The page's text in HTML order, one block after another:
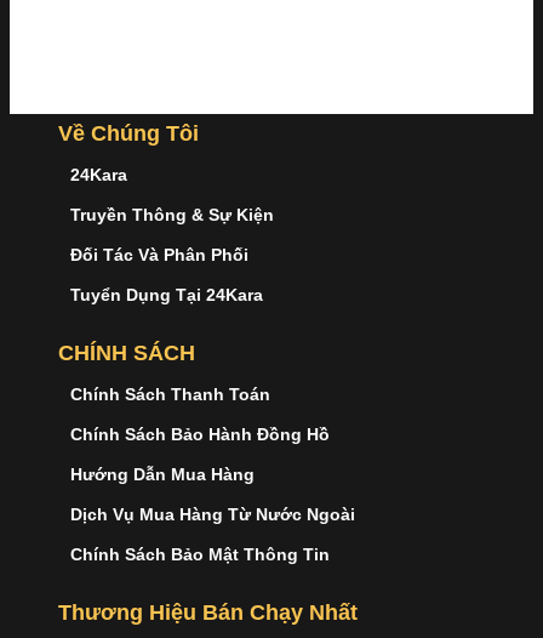
Về Chúng Tôi
24Kara
Truyền Thông & Sự Kiện
Đối Tác Và Phân Phối
Tuyển Dụng Tại 24Kara
CHÍNH SÁCH
Chính Sách Thanh Toán
Chính Sách Bảo Hành Đồng Hồ
Hướng Dẫn Mua Hàng
Dịch Vụ Mua Hàng Từ Nước Ngoài
Chính Sách Bảo Mật Thông Tin
Thương Hiệu Bán Chạy Nhất